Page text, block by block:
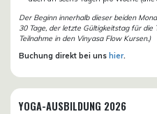
Der Beginn innerhalb dieser beiden
30 Tage, der letzte Gültigkeitstag für die
Teilnahme in den Vinyasa Flow Kursen.)
Buchung direkt bei uns hier.
YOGA-AUSBILDUNG 2026